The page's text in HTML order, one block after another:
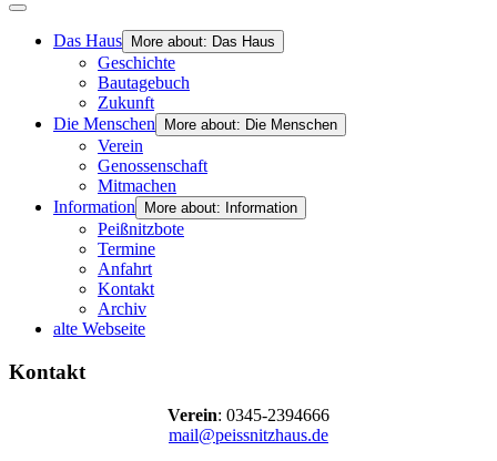
Das Haus More about: Das Haus
Geschichte
Bautagebuch
Zukunft
Die Menschen
More about: Die Menschen
Verein
Genossenschaft
Mitmachen
Information
More about: Information
Peißnitzbote
Termine
Anfahrt
Kontakt
Archiv
alte Webseite
Kontakt
Verein: 0345-2394666
mail@peissnitzhaus.de